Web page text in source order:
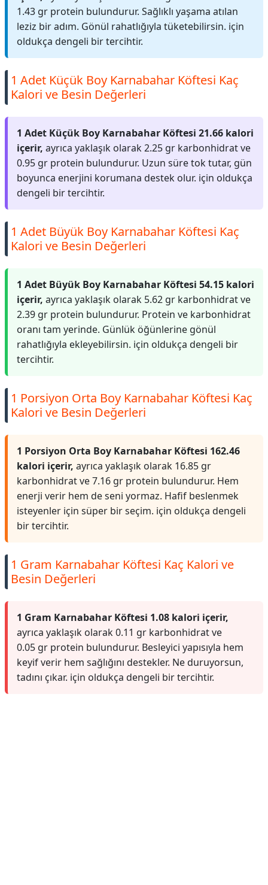
1.43 gr protein bulundurur. Sağlıklı yaşama atılan
leziz bir adım. Gönül rahatlığıyla tüketebilirsin. için
oldukça dengeli bir tercihtir.
1 Adet Küçük Boy Karnabahar Köftesi Kaç
Kalori ve Besin Değerleri
1 Adet Küçük Boy Karnabahar Köftesi 21.66 kalori
içerir, ayrıca yaklaşık olarak 2.25 gr karbonhidrat ve
0.95 gr protein bulundurur. Uzun süre tok tutar, gün
boyunca enerjini korumana destek olur. için oldukça
dengeli bir tercihtir.
1 Adet Büyük Boy Karnabahar Köftesi Kaç
Kalori ve Besin Değerleri
1 Adet Büyük Boy Karnabahar Köftesi 54.15 kalori
içerir, ayrıca yaklaşık olarak 5.62 gr karbonhidrat ve
2.39 gr protein bulundurur. Protein ve karbonhidrat
oranı tam yerinde. Günlük öğünlerine gönül
rahatlığıyla ekleyebilirsin. için oldukça dengeli bir
tercihtir.
1 Porsiyon Orta Boy Karnabahar Köftesi Kaç
Kalori ve Besin Değerleri
1 Porsiyon Orta Boy Karnabahar Köftesi 162.46
kalori içerir, ayrıca yaklaşık olarak 16.85 gr
karbonhidrat ve 7.16 gr protein bulundurur. Hem
enerji verir hem de seni yormaz. Hafif beslenmek
isteyenler için süper bir seçim. için oldukça dengeli
bir tercihtir.
1 Gram Karnabahar Köftesi Kaç Kalori ve
Besin Değerleri
1 Gram Karnabahar Köftesi 1.08 kalori içerir,
ayrıca yaklaşık olarak 0.11 gr karbonhidrat ve
0.05 gr protein bulundurur. Besleyici yapısıyla hem
keyif verir hem sağlığını destekler. Ne duruyorsun,
tadını çıkar. için oldukça dengeli bir tercihtir.